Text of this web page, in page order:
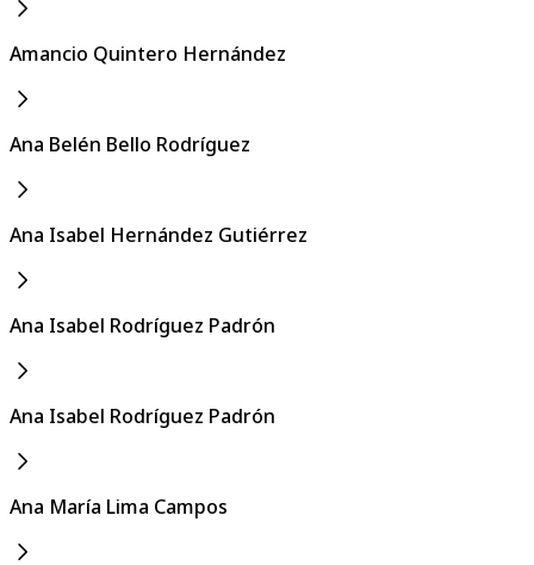
Amancio Quintero Hernández
Ana Belén Bello Rodríguez
Ana Isabel Hernández Gutiérrez
Ana Isabel Rodríguez Padrón
Ana Isabel Rodríguez Padrón
Ana María Lima Campos